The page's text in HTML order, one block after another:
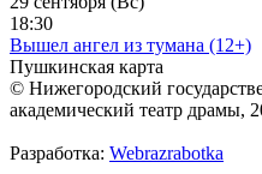
18:30
Вышел ангел из тумана (12+)
Пушкинская карта
© Нижегородский
академический театр драмы,
Разработка: Webrazrabotka